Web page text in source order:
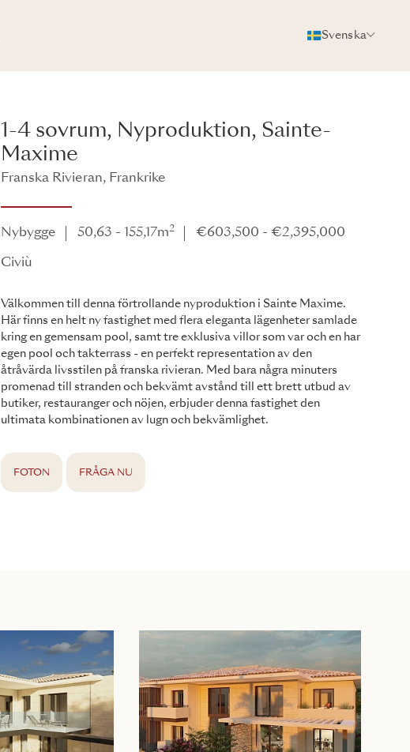
Svenska
1-4 sovrum, Nyproduktion, Sainte-
Maxime
Franska Rivieran, Frankrike
Nybygge 50,63 - 155,17m2 €603,500 - €2,395,000
Civiù
Välkommen till denna förtrollande nyproduktion i Sainte Maxime.
Här finns en helt ny fastighet med flera eleganta lägenheter samlade
kring en gemensam pool, samt tre exklusiva villor som var och en har
egen pool och takterrass - en perfekt representation av den
åtråvärda livsstilen på franska rivieran. Med bara några minuters
promenad till stranden och bekvämt avstånd till ett brett utbud av
butiker, restauranger och nöjen, erbjuder denna fastighet den
ultimata kombinationen av lugn och bekvämlighet.
FOTON FRÅGA NU